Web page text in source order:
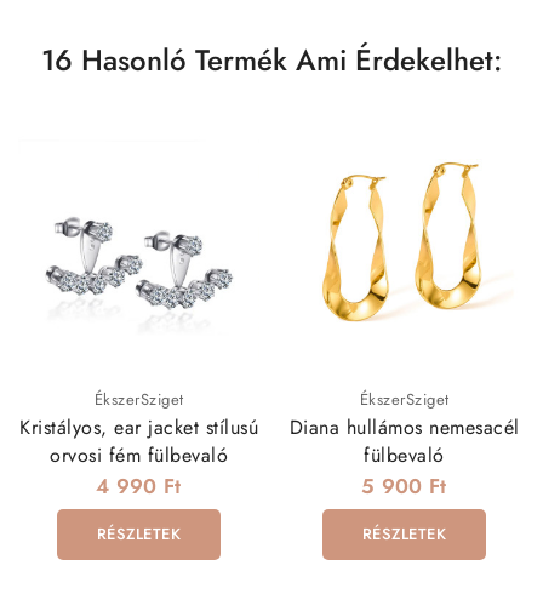
16 Hasonló Termék Ami Érdekelhet:
ÉkszerSziget
Kristályos, ear jacket stílusú
orvosi fém fülbevaló
4 990 Ft
RÉSZLETEK
ÉkszerSziget
Diana hullámos nemesacél
fülbevaló
5 900 Ft
RÉSZLETEK